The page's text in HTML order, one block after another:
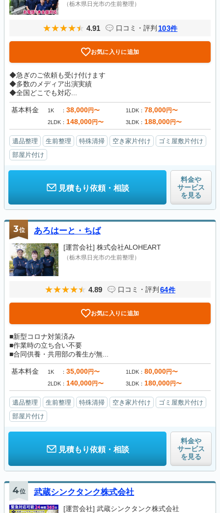
（栃木県日光市の生前整理）
4.91 口コミ・評判 103件
お気に入りに追加
◆急ぎのご依頼も受け付けます
◆多数のメディア出演実績
◆全国どこでも対応...
基本料金 1K 38,000円〜 1LDK 78,000円〜
2LDK 148,000円〜 3LDK 188,000円〜
遺品整理 生前整理 特殊清掃 空き家片付け
ゴミ屋敷片付け
部屋片付け
見積もり依頼・相談
料金や
サービス
を見る
3位 あろはーと・ちば
[運営会社] 株式会社ALOHEART
（栃木県日光市の生前整理）
4.89 口コミ・評判 64件
お気に入りに追加
■新型コロナ対策済み
■作業時の立ち合い不要
■合同供養・共用部の養生が無...
基本料金 1K 35,000円〜 1LDK 80,000円〜
2LDK 140,000円〜 3LDK 180,000円〜
遺品整理 生前整理 特殊清掃 空き家片付け
ゴミ屋敷片付け
部屋片付け
見積もり依頼・相談
料金や
サービス
を見る
4位 武蔵シンクタンク株式会社
[運営会社] 武蔵シンクタンク株式会社